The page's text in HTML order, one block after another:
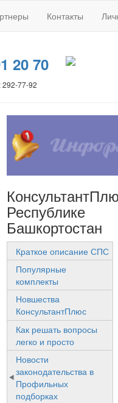
Контакты
20 70
292-77-92
Республике
Башкортостан
Краткое описание СПС
Популярные
комплекты
Новшества
КонсультантПлюс
Как решать вопросы
легко и просто
Новости
законодательства в
Профильных
подборках